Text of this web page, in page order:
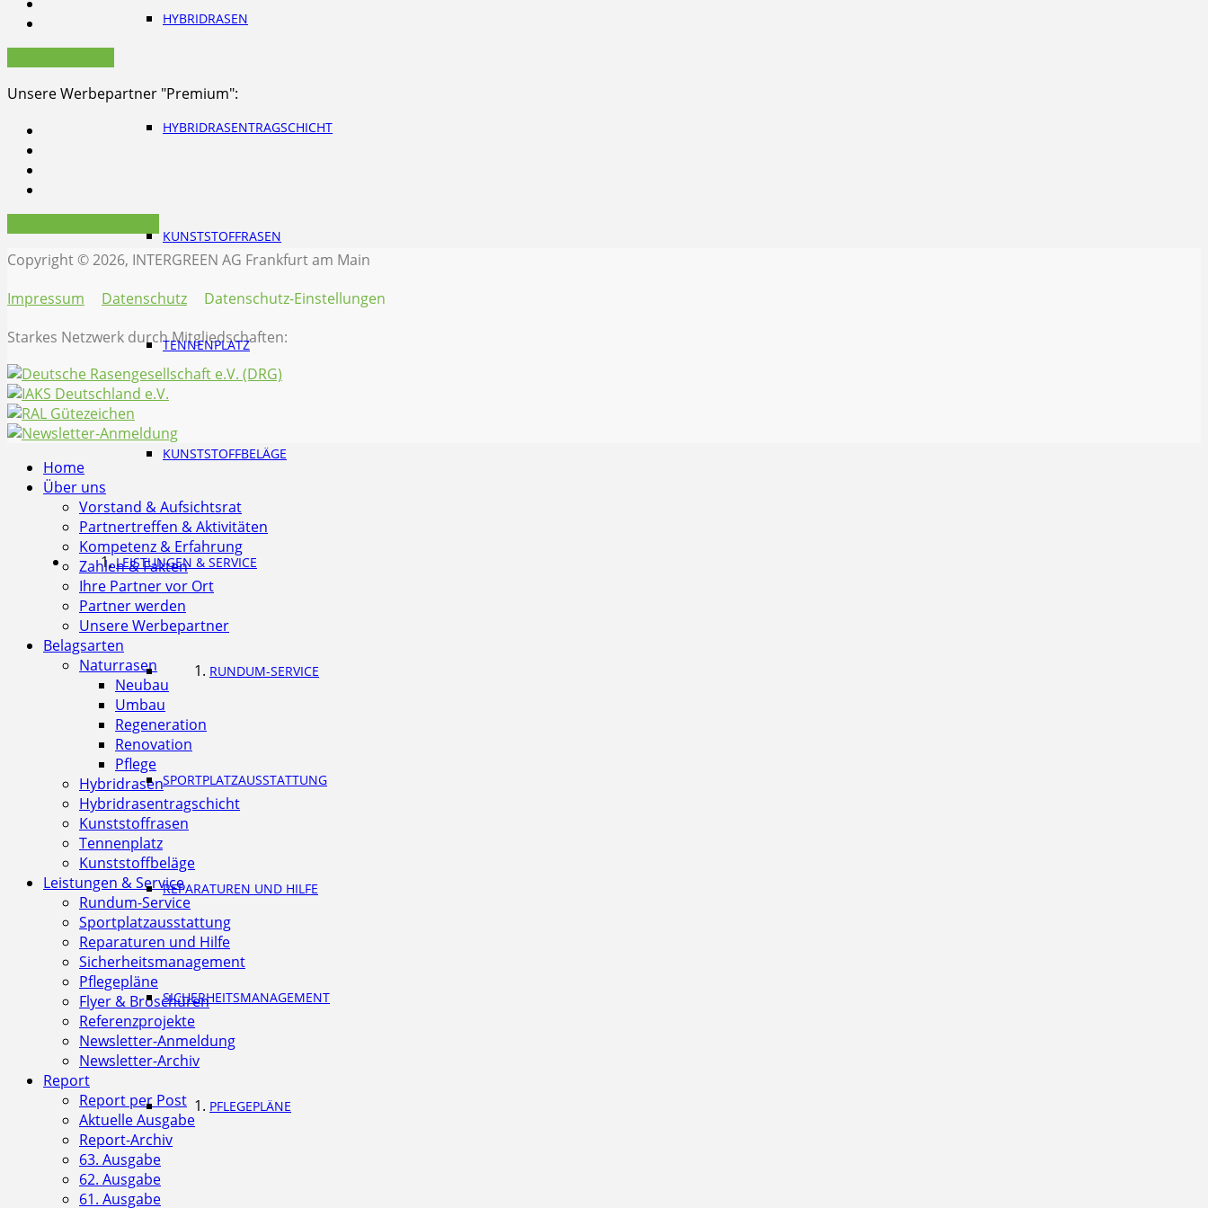
HYBRIDRASEN
HYBRIDRASENTRAGSCHICHT
KUNSTSTOFFRASEN
TENNENPLATZ
KUNSTSTOFFBELÄGE
LEISTUNGEN & SERVICE
RUNDUM-SERVICE
SPORTPLATZAUSSTATTUNG
REPARATUREN UND HILFE
SICHERHEITSMANAGEMENT
PFLEGEPLÄNE
Unsere Werbepartner "Premium":
Copyright © 2026, INTERGREEN AG Frankfurt am Main
Impressum
Datenschutz
Datenschutz-Einstellungen
Starkes Netzwerk durch Mitgliedschaften:
Home
Über uns
Vorstand & Aufsichtsrat
Partnertreffen & Aktivitäten
Kompetenz & Erfahrung
Zahlen & Fakten
Ihre Partner vor Ort
Partner werden
Unsere Werbepartner
Belagsarten
Naturrasen
Neubau
Umbau
Regeneration
Renovation
Pflege
Hybridrasen
Hybridrasentragschicht
Kunststoffrasen
Tennenplatz
Kunststoffbeläge
Leistungen & Service
Rundum-Service
Sportplatzausstattung
Reparaturen und Hilfe
Sicherheitsmanagement
Pflegepläne
Flyer & Broschüren
Referenzprojekte
Newsletter-Anmeldung
Newsletter-Archiv
Report
Report per Post
Aktuelle Ausgabe
Report-Archiv
63. Ausgabe
62. Ausgabe
61. Ausgabe